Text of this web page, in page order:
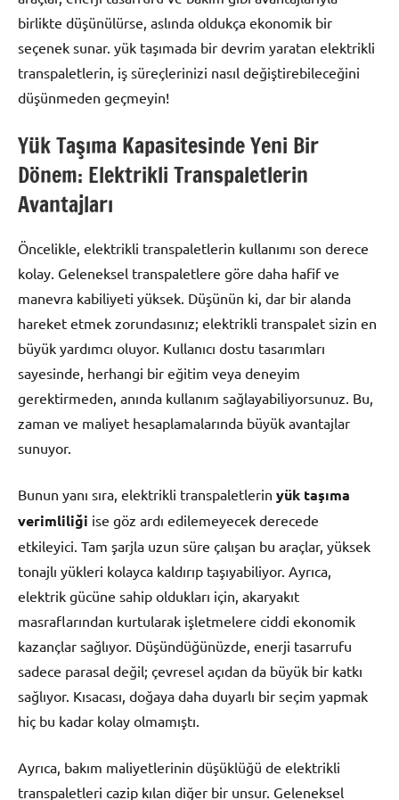
birlikte düşünülürse, aslında oldukça ekonomik bir
seçenek sunar. yük taşımada bir devrim yaratan elektrikli
transpaletlerin, iş süreçlerinizi nasıl değiştirebileceğini
düşünmeden geçmeyin!
Yük Taşıma Kapasitesinde Yeni Bir
Dönem: Elektrikli Transpaletlerin
Avantajları
Öncelikle, elektrikli transpaletlerin kullanımı son derece
kolay. Geleneksel transpaletlere göre daha hafif ve
manevra kabiliyeti yüksek. Düşünün ki, dar bir alanda
hareket etmek zorundasınız; elektrikli transpalet sizin en
büyük yardımcı oluyor. Kullanıcı dostu tasarımları
sayesinde, herhangi bir eğitim veya deneyim
gerektirmeden, anında kullanım sağlayabiliyorsunuz. Bu,
zaman ve maliyet hesaplamalarında büyük avantajlar
sunuyor.
Bunun yanı sıra, elektrikli transpaletlerin yük taşıma
verimliliği ise göz ardı edilemeyecek derecede
etkileyici. Tam şarjla uzun süre çalışan bu araçlar, yüksek
tonajlı yükleri kolayca kaldırıp taşıyabiliyor. Ayrıca,
elektrik gücüne sahip oldukları için, akaryakıt
masraflarından kurtularak işletmelere ciddi ekonomik
kazançlar sağlıyor. Düşündüğünüzde, enerji tasarrufu
sadece parasal değil; çevresel açıdan da büyük bir katkı
sağlıyor. Kısacası, doğaya daha duyarlı bir seçim yapmak
hiç bu kadar kolay olmamıştı.
Ayrıca, bakım maliyetlerinin düşüklüğü de elektrikli
transpaletleri cazip kılan diğer bir unsur. Geleneksel